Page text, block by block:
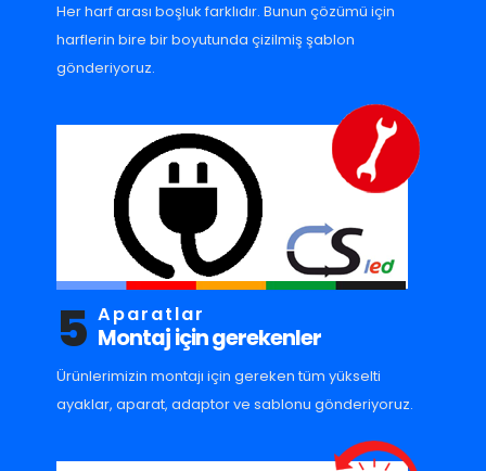
Her harf arası boşluk farklıdır. Bunun çözümü için
harflerin bire bir boyutunda çizilmiş şablon
gönderiyoruz.
5 Aparatlar
Montaj için gerekenler
Ürünlerimizin montajı için gereken tüm yükselti
ayaklar, aparat, adaptor ve sablonu gönderiyoruz.